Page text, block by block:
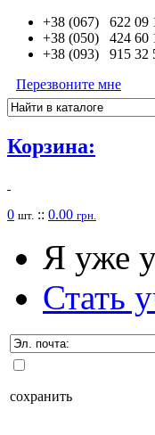
+38 (067) 622 09
+38 (050) 424 60
+38 (093) 915 32
Перезвоните мне
Корзина:
0 шт. :: 0.00 грн.
Я уже
Стать
сохранить